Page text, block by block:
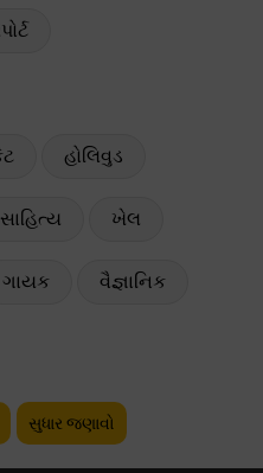
હોલિવુડ
સાહિત્ય ખેલ
ગાયક વૈજ્ઞાનિક
સુધાર જણાવો